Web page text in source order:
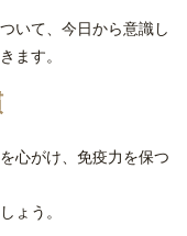
いて、今日から意識し
ます。
心がけ、免疫力を保つ
ょう。